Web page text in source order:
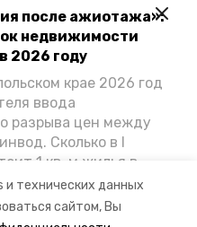
технических данных
сайтом, Вы
после ажиотажа»:
недвижимости
2026 году
крае 2026 год
ввода
разрыва цен между
Сколько в I
1 кв. м жилья в
изменился спрос на
себестоимость
в этом году и какие
рассказала, что о
в Ставрополе
если это
нацелен на